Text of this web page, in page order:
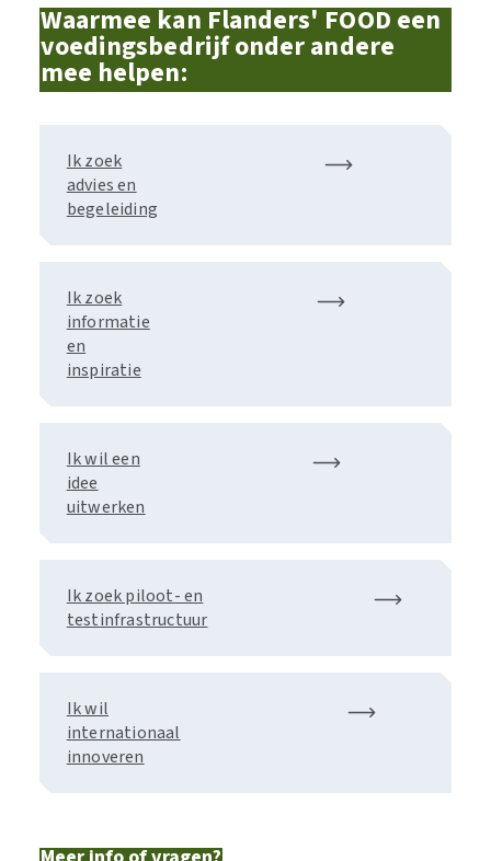
Waarmee kan Flanders' FOOD een
voedingsbedrijf onder andere
mee helpen:
Ik zoek
advies en
begeleiding
Ik zoek
informatie
en
inspiratie
Ik wil een
idee
uitwerken
Ik zoek piloot- en
testinfrastructuur
Ik wil
internationaal
innoveren